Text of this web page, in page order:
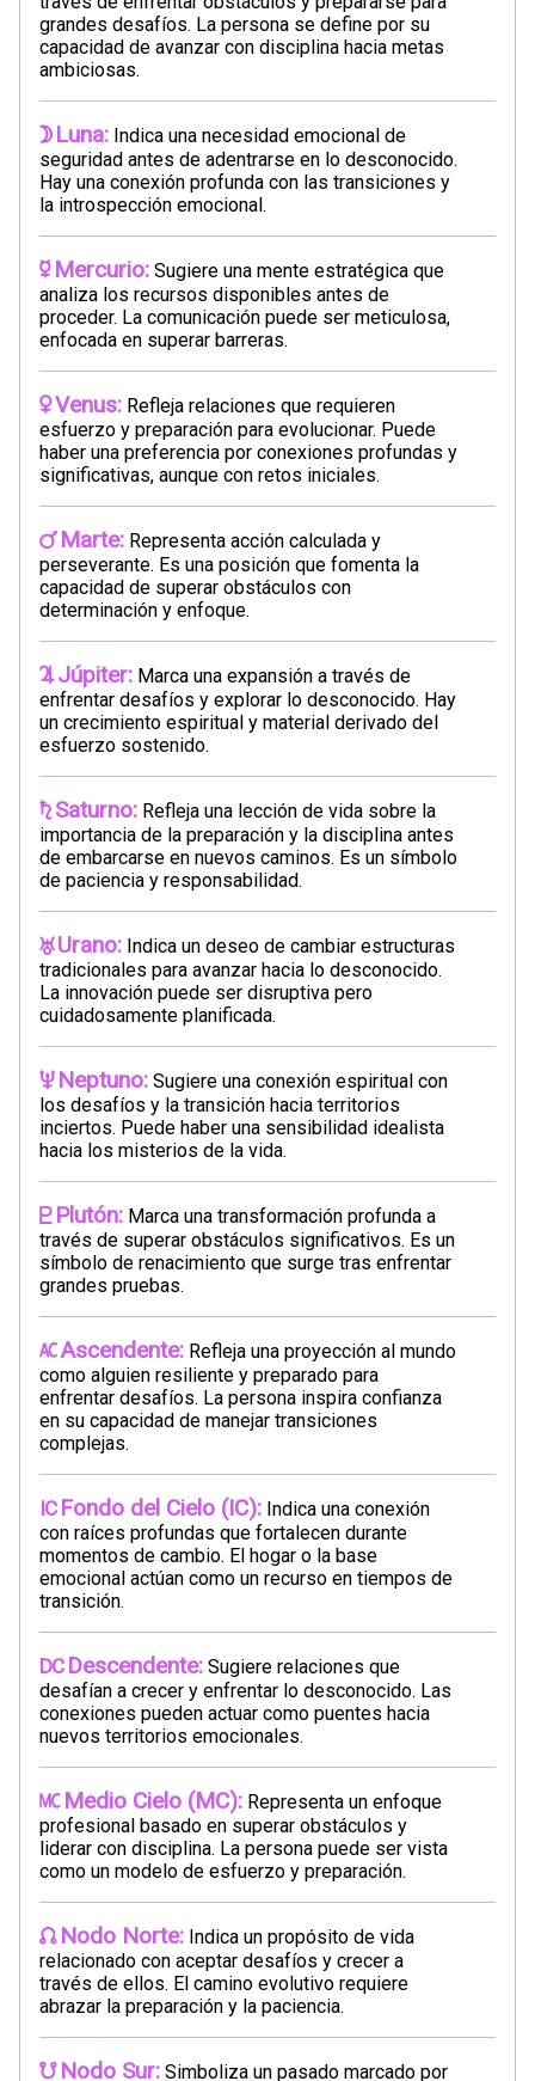
grandes desafíos. La persona se define por su
capacidad de avanzar con disciplina hacia metas
ambiciosas.
Luna: Indica una necesidad emocional de
seguridad antes de adentrarse en lo desconocido.
Hay una conexión profunda con las transiciones y
la introspección emocional.
Mercurio: Sugiere una mente estratégica que
analiza los recursos disponibles antes de
proceder. La comunicación puede ser meticulosa,
enfocada en superar barreras.
Venus: Refleja relaciones que requieren
esfuerzo y preparación para evolucionar. Puede
haber una preferencia por conexiones profundas y
significativas, aunque con retos iniciales.
Marte: Representa acción calculada y
perseverante. Es una posición que fomenta la
capacidad de superar obstáculos con
determinación y enfoque.
Júpiter: Marca una expansión a través de
enfrentar desafíos y explorar lo desconocido. Hay
un crecimiento espiritual y material derivado del
esfuerzo sostenido.
Saturno: Refleja una lección de vida sobre la
importancia de la preparación y la disciplina antes
de embarcarse en nuevos caminos. Es un símbolo
de paciencia y responsabilidad.
Urano: Indica un deseo de cambiar estructuras
tradicionales para avanzar hacia lo desconocido.
La innovación puede ser disruptiva pero
cuidadosamente planificada.
Neptuno: Sugiere una conexión espiritual con
los desafíos y la transición hacia territorios
inciertos. Puede haber una sensibilidad idealista
hacia los misterios de la vida.
Plutón: Marca una transformación profunda a
través de superar obstáculos significativos. Es un
símbolo de renacimiento que surge tras enfrentar
grandes pruebas.
Ascendente: Refleja una proyección al mundo
como alguien resiliente y preparado para
enfrentar desafíos. La persona inspira confianza
en su capacidad de manejar transiciones
complejas.
Fondo del Cielo (IC):Indica una conexión
con raíces profundas que fortalecen durante
momentos de cambio. El hogar o la base
emocional actúan como un recurso en tiempos de
transición.
Descendente:Sugiere relaciones que
desafían a crecer y enfrentar lo desconocido. Las
conexiones pueden actuar como puentes hacia
nuevos territorios emocionales.
Medio Cielo (MC): Representa un enfoque
profesional basado en superar obstáculos y
liderar con disciplina. La persona puede ser vista
como un modelo de esfuerzo y preparación.
Nodo Norte: Indica un propósito de vida
relacionado con aceptar desafíos y crecer a
través de ellos. El camino evolutivo requiere
abrazar la preparación y la paciencia.
Nodo Sur: Simboliza un pasado marcado por